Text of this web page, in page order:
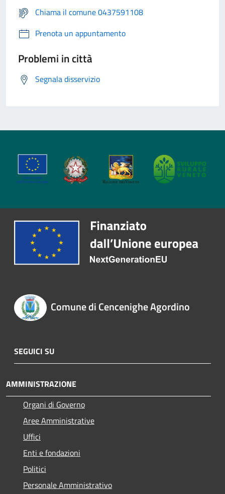
Chiama il comune 0437591108
Prenota un appuntamento
Problemi in città
Segnala disservizio
Comune di Cencenighe Agordino
SEGUICI SU
AMMINISTRAZIONE
Organi di Governo
Aree Amministrative
Uffici
Enti e fondazioni
Politici
Personale Amministrativo